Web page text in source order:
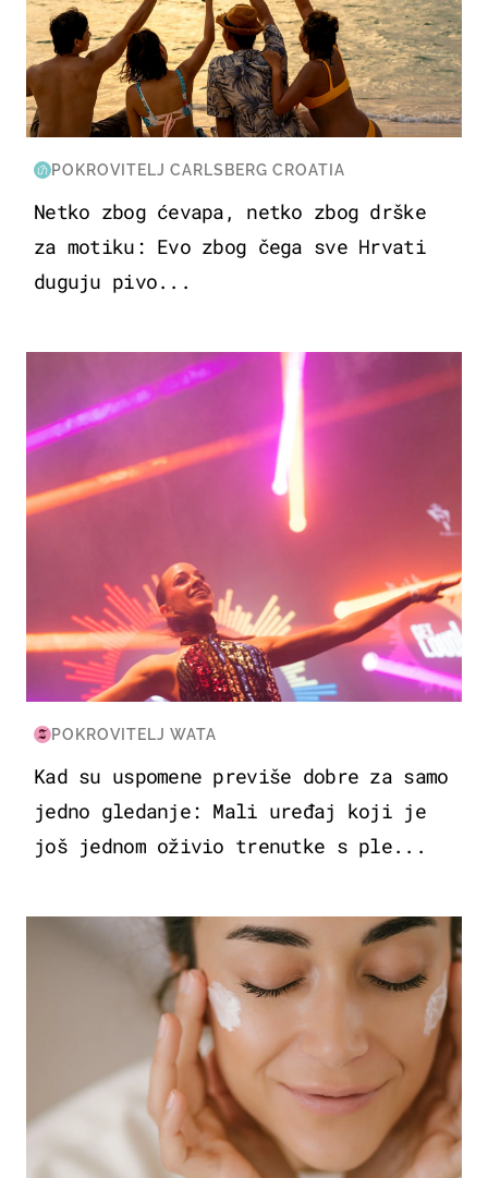
POKROVITELJ CARLSBERG CROATIA
Netko zbog ćevapa, netko zbog drške
za motiku: Evo zbog čega sve Hrvati
duguju pivo...
KULTURA & ZABAVA
POKROVITELJ WATA
Kad su uspomene previše dobre za samo
jedno gledanje: Mali uređaj koji je
još jednom oživio trenutke s ple...
MODA & LJEPOTA